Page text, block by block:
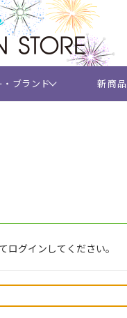
・ブランド 新商品
ログインしてください。